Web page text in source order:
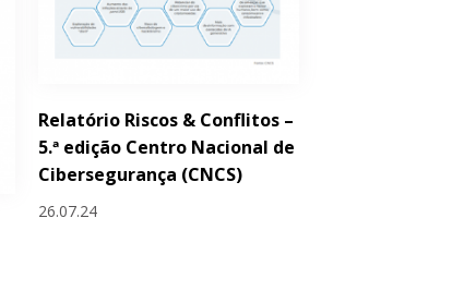
Relatório Riscos & Conflitos –
5.ª edição Centro Nacional de
Cibersegurança (CNCS)
26.07.24